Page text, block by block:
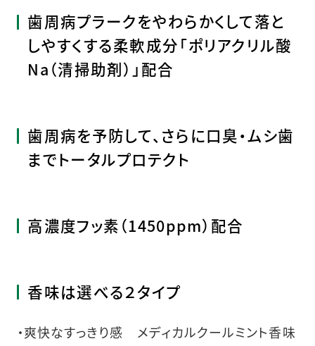
歯周病プラークをやわらかくして落と
しやすくする柔軟成分「ポリアクリル酸
Na（清掃助剤）」配合
歯周病を予防して、さらに口臭・ムシ歯
までトータルプロテクト
高濃度フッ素（1450ppm）配合
香味は選べる２タイプ
・爽快なすっきり感 メディカルクールミント香味